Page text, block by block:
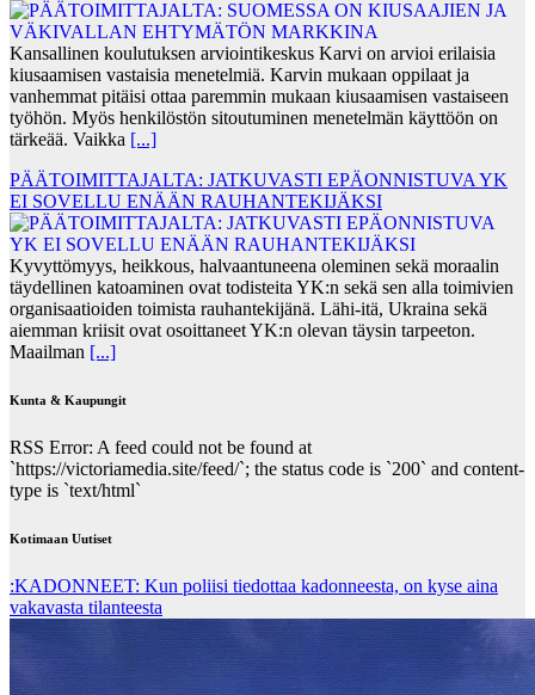
Kansallinen koulutuksen arviointikeskus Karvi on arvioi erilaisia
kiusaamisen vastaisia menetelmiä. Karvin mukaan oppilaat ja
vanhemmat pitäisi ottaa paremmin mukaan kiusaamisen vastaiseen
työhön. Myös henkilöstön sitoutuminen menetelmän käyttöön on
tärkeää. Vaikka [...]
PÄÄTOIMITTAJALTA: JATKUVASTI EPÄONNISTUVA YK
EI SOVELLU ENÄÄN RAUHANTEKIJÄKSI
Kyvyttömyys, heikkous, halvaantuneena oleminen sekä moraalin
täydellinen katoaminen ovat todisteita YK:n sekä sen alla toimivien
organisaatioiden toimista rauhantekijänä. Lähi-itä, Ukraina sekä
aiemman kriisit ovat osoittaneet YK:n olevan täysin tarpeeton.
Maailman [...]
Kunta & Kaupungit
RSS Error: A feed could not be found at
`https://victoriamedia.site/feed/`; the status code is `200` and content-
type is `text/html`
Kotimaan Uutiset
:KADONNEET: Kun poliisi tiedottaa kadonneesta, on kyse aina
vakavasta tilanteesta